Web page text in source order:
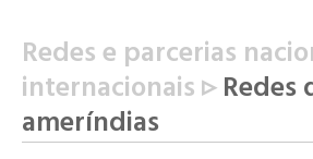
Redes e parcerias
internacionais ▹Redes
ameríndias